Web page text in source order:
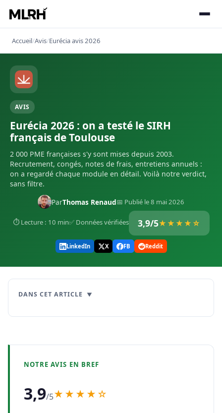
Accueil/Avis/Eurécia avis 2026
AVIS
Eurécia 2026 : on a testé le SIRH
français de Toulouse
2 000 PME françaises s'y sont mises depuis 2003.
Recrutement, congés, notes de frais, entretiens annuels :
on a regardé chaque module en détail. Voilà notre verdict,
sans filtre.
ParThomas Renaud📅 Publié le 8 mai 2026
⏱ Lecture : 10 min✅ Données vérifiées 3,9/5★★★★☆
LinkedIn X FB Reddit
DANS CET ARTICLE
NOTRE AVIS EN BREF
3,9/5★★★★☆